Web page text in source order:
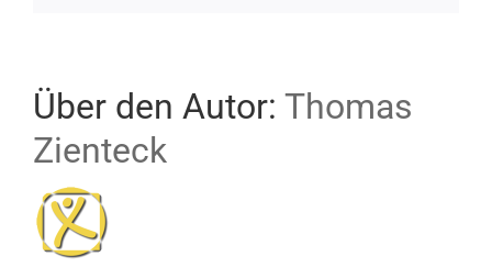
Über den Autor: Thomas
Zienteck